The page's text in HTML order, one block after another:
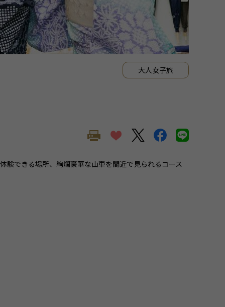
大人女子旅
験できる場所、絢爛豪華な山車を間近で見られるコース